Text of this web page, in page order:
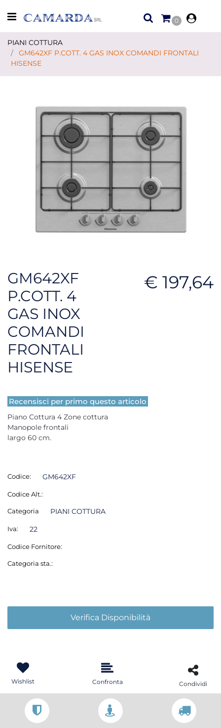
Open menu
0
PIANI COTTURA
GM642XF P.COTT. 4 GAS INOX COMANDI FRONTALI
HISENSE
GM642XF
P.COTT. 4
GAS INOX
COMANDI
FRONTALI
HISENSE
€ 197,64
Recensisci per primo questo articolo
Piano Cottura 4 Zone cottura
Manopole frontali
largo 60 cm.
Codice: GM642XF
Codice Alt.:
Categoria PIANI COTTURA
Iva: 22
Codice Fornitore:
Categoria sta.:
Verifica Disponibilità
Wishlist Confronta Condividi